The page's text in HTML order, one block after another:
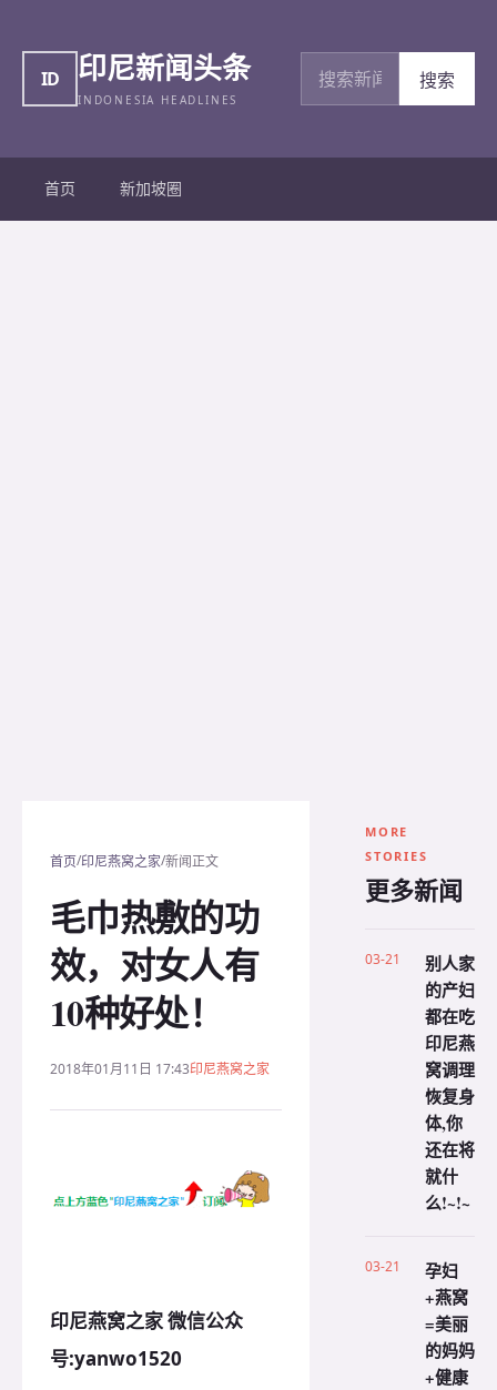
ID 印尼新闻头条
INDONESIA HEADLINES
搜索新闻
搜索
首页 新加坡圈
首页/印尼燕窝之家/新闻正文
毛巾热敷的功
效，对女人有
10种好处！
2018年01月11日 17:43印尼燕窝之家
印尼燕窝之家 微信公众
号:yanwo1520
MORE
STORIES
更多新闻
03-21
别人家
的产妇
都在吃
印尼燕
窝调理
恢复身
体,你
还在将
就什
么!~!~
03-21
孕妇
+燕窝
=美丽
的妈妈
+健康